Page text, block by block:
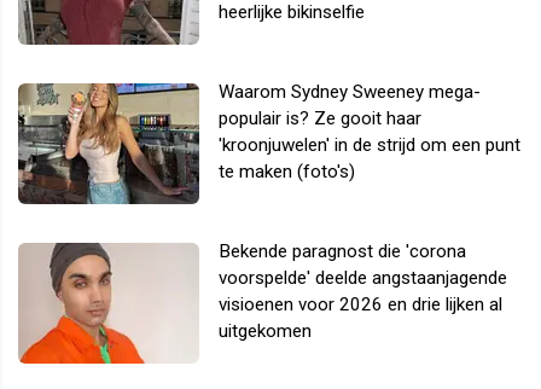
heerlijke bikinselfie
Waarom Sydney Sweeney mega-
populair is? Ze gooit haar
'kroonjuwelen' in de strijd om een punt
te maken (foto's)
Bekende paragnost die 'corona
voorspelde' deelde angstaanjagende
visioenen voor 2026 en drie lijken al
uitgekomen